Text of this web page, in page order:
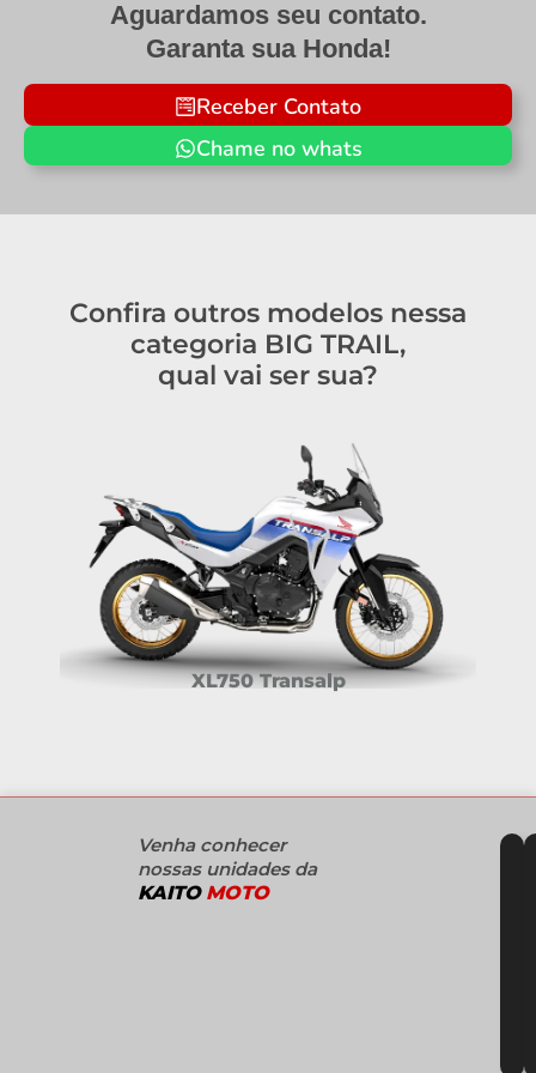
Aguardamos seu contato.
Garanta sua Honda!
Receber Contato
Chame no whats
Confira outros modelos nessa
categoria BIG TRAIL,
qual vai ser sua?
XL750 Transalp
Venha conhecer
nossas unidades da
KAITO MOTO